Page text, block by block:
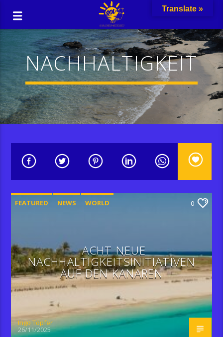
NACHHALTIGKEIT
FEATURED NEWS WORLD 0
ACHT NEUE
NACHHALTIGKEITSINITIATIVEN
AUF DEN KANAREN
Ingo Töpfer
26/11/2025
Translate »